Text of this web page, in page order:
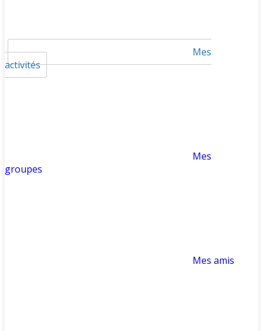
Mes
activités
Mes
groupes
Mes amis